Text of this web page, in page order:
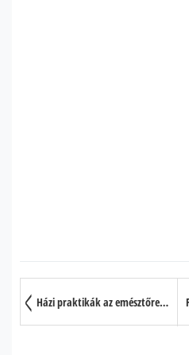
Házi praktikák az emésztőrendszeri problémák otthoni kezelésére